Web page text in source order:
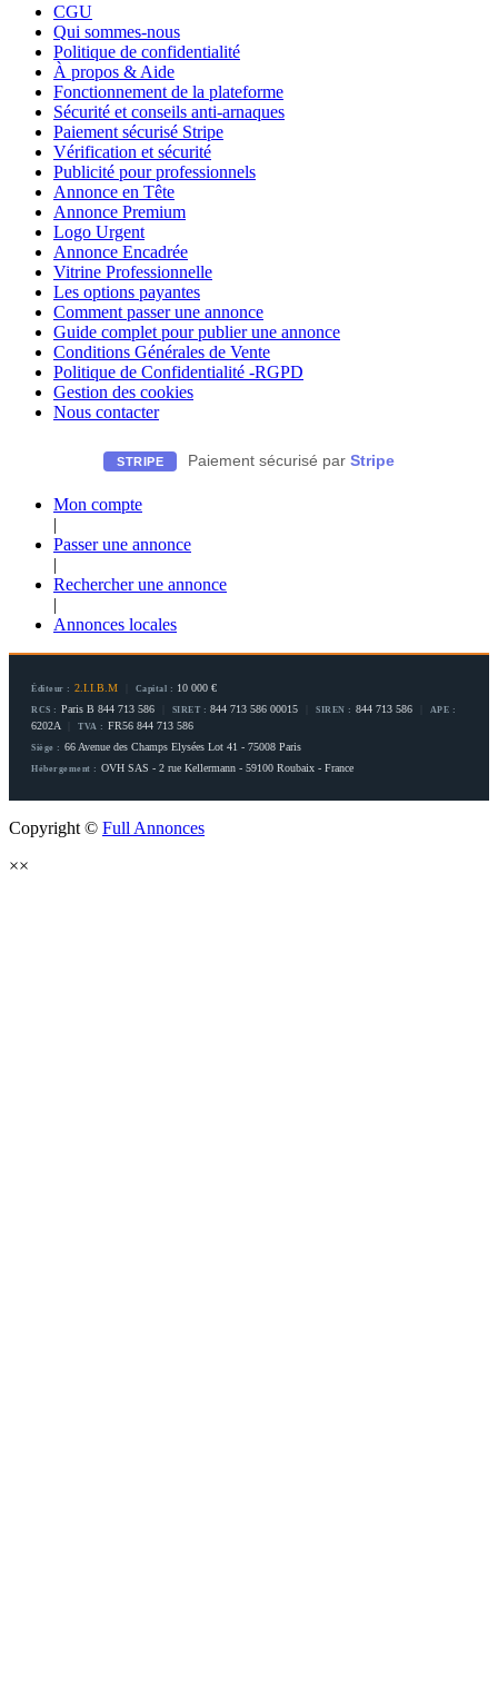
CGU
Qui sommes-nous
Politique de confidentialité
À propos & Aide
Fonctionnement de la plateforme
Sécurité et conseils anti-arnaques
Paiement sécurisé Stripe
Vérification et sécurité
Publicité pour professionnels
Annonce en Tête
Annonce Premium
Logo Urgent
Annonce Encadrée
Vitrine Professionnelle
Les options payantes
Comment passer une annonce
Guide complet pour publier une annonce
Conditions Générales de Vente
Politique de Confidentialité -RGPD
Gestion des cookies
Nous contacter
STRIPE Paiement sécurisé par Stripe
Mon compte
|
Passer une annonce
|
Rechercher une annonce
|
Annonces locales
Éditeur : 2.I.I.B.M Capital : 10 000 €
RCS : Paris B 844 713 586 SIRET : 844 713 586 00015 SIREN : 844 713 586 APE :
6202A TVA : FR56 844 713 586
Siège : 66 Avenue des Champs Elysées Lot 41 - 75008 Paris
Hébergement : OVH SAS - 2 rue Kellermann - 59100 Roubaix - France
Copyright © Full Annonces
××